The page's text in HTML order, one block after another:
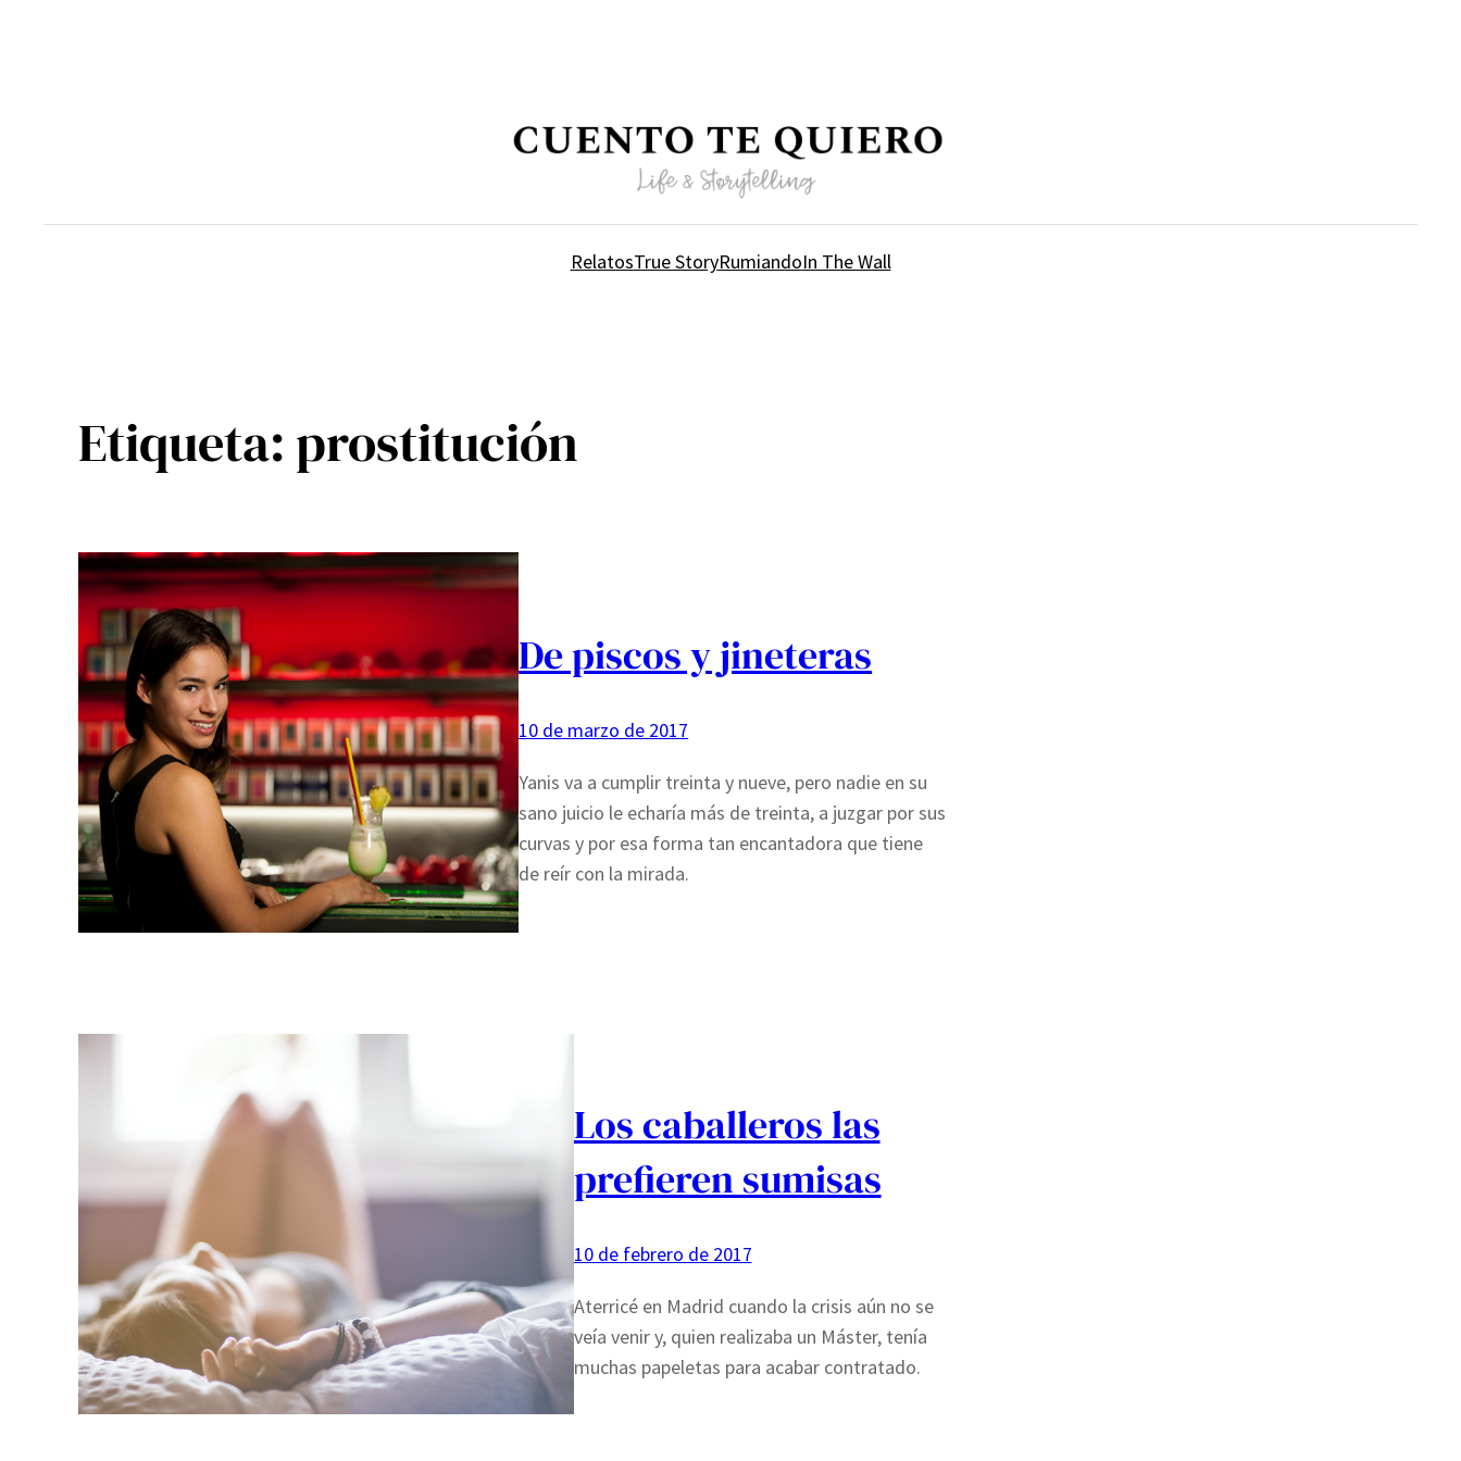
RelatosTrue StoryRumiandoIn The Wall
Etiqueta:prostitución
De piscos y jineteras
10 de marzo de 2017
Yanis va a cumplir treinta y nueve, pero nadie en su
sano juicio le echaría más de treinta, a juzgar por sus
curvas y por esa forma tan encantadora que tiene
de reír con la mirada.
Los caballeros las
prefieren sumisas
10 de febrero de 2017
Aterricé en Madrid cuando la crisis aún no se
veía venir y, quien realizaba un Máster, tenía
muchas papeletas para acabar contratado.